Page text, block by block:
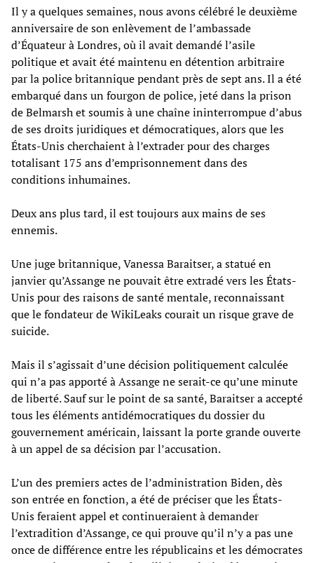
Il y a quelques semaines, nous avons célébré le deuxième
anniversaire de son enlèvement de l’ambassade
d’Équateur à Londres, où il avait demandé l’asile
politique et avait été maintenu en détention arbitraire
par la police britannique pendant près de sept ans. Il a été
embarqué dans un fourgon de police, jeté dans la prison
de Belmarsh et soumis à une chaîne ininterrompue d’abus
de ses droits juridiques et démocratiques, alors que les
États-Unis cherchaient à l’extrader pour des charges
totalisant 175 ans d’emprisonnement dans des
conditions inhumaines.
Deux ans plus tard, il est toujours aux mains de ses
ennemis.
Une juge britannique, Vanessa Baraitser, a statué en
janvier qu’Assange ne pouvait être extradé vers les États-
Unis pour des raisons de santé mentale, reconnaissant
que le fondateur de WikiLeaks courait un risque grave de
suicide.
Mais il s’agissait d’une décision politiquement calculée
qui n’a pas apporté à Assange ne serait-ce qu’une minute
de liberté. Sauf sur le point de sa santé, Baraitser a accepté
tous les éléments antidémocratiques du dossier du
gouvernement américain, laissant la porte grande ouverte
à un appel de sa décision par l’accusation.
L’un des premiers actes de l’administration Biden, dès
son entrée en fonction, a été de préciser que les États-
Unis feraient appel et continueraient à demander
l’extradition d’Assange, ce qui prouve qu’il n’y a pas une
once de différence entre les républicains et les démocrates